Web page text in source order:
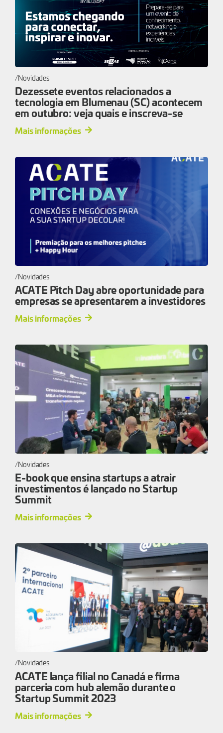
Novidades
Dezessete eventos relacionados a
tecnologia em Blumenau (SC) acontecem
em outubro: veja quais e inscreva-se
Mais informações
Novidades
ACATE Pitch Day abre oportunidade para
empresas se apresentarem a investidores
Mais informações
Novidades
E-book que ensina startups a atrair
investimentos é lançado no Startup
Summit
Mais informações
Novidades
ACATE lança filial no Canadá e firma
parceria com hub alemão durante o
Startup Summit 2023
Mais informações